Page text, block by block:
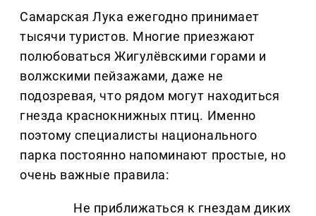
Самарская Лука ежегодно принимает
тысячи туристов. Многие приезжают
полюбоваться Жигулёвскими горами и
волжскими пейзажами, даже не
подозревая, что рядом могут находиться
гнезда краснокнижных птиц. Именно
поэтому специалисты национального
парка постоянно напоминают простые, но
очень важные правила:
Не приближаться к гнездам диких